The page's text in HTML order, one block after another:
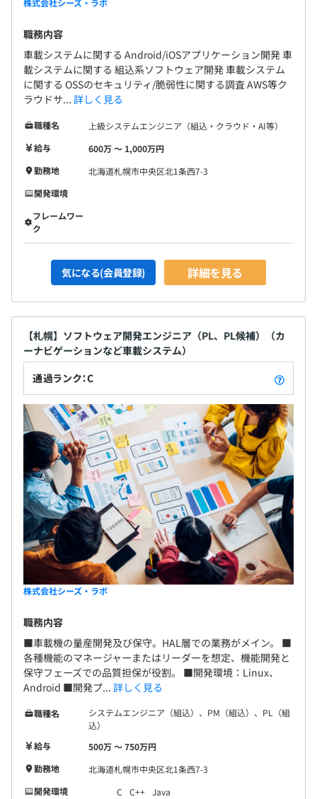
株式会社シーズ・ラボ
職務内容
車載システムに関する Android/iOSアプリケーション開発 車
載システムに関する 組込系ソフトウェア開発 車載システム
に関する OSSのセキュリティ/脆弱性に関する調査 AWS等ク
ラウドサ... 詳しく見る
職種名
上級システムエンジニア（組込・クラウド・AI等）
給与
600万 〜 1,000万円
勤務地
北海道札幌市中央区北1条西7-3
開発環境
フレームワー
ク
気になる(会員登録) 詳細を見る
【札幌】ソフトウェア開発エンジニア（PL、PL候補）（カ
ーナビゲーションなど車載システム）
通過ランク：C
株式会社シーズ・ラボ
職務内容
■車載機の量産開発及び保守。HAL層での業務がメイン。 ■
各種機能のマネージャーまたはリーダーを想定、機能開発と
保守フェーズでの品質担保が役割。 ■開発環境：Linux、
Android ■開発プ... 詳しく見る
職種名
システムエンジニア（組込）、PM（組込）、PL（組
込）
給与
500万 〜 750万円
勤務地
北海道札幌市中央区北1条西7-3
開発環境
C C++ Java